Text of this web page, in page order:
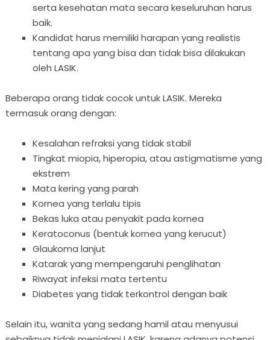
serta kesehatan mata secara keseluruhan harus
baik.
Kandidat harus memiliki harapan yang realistis
tentang apa yang bisa dan tidak bisa dilakukan
oleh LASIK.
Beberapa orang tidak cocok untuk LASIK. Mereka
termasuk orang dengan:
Kesalahan refraksi yang tidak stabil
Tingkat miopia, hiperopia, atau astigmatisme yang
ekstrem
Mata kering yang parah
Kornea yang terlalu tipis
Bekas luka atau penyakit pada kornea
Keratoconus (bentuk kornea yang kerucut)
Glaukoma lanjut
Katarak yang mempengaruhi penglihatan
Riwayat infeksi mata tertentu
Diabetes yang tidak terkontrol dengan baik
Selain itu, wanita yang sedang hamil atau menyusui